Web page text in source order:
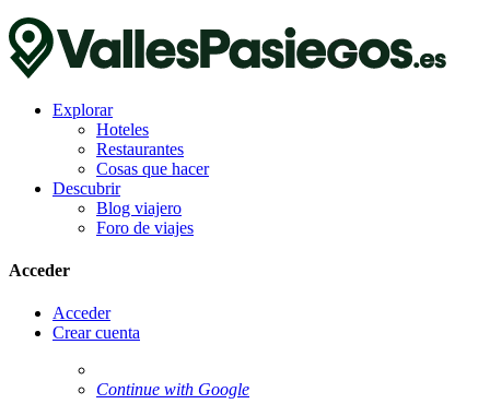
Explorar
Hoteles
Restaurantes
Cosas que hacer
Descubrir
Blog viajero
Foro de viajes
Acceder
Acceder
Crear cuenta
Continue with Google